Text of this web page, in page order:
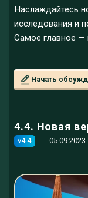
Наслаждайтесь
исследования и
Самое главное —
Начать
4.4. Новая
v4.4 05.09.2023